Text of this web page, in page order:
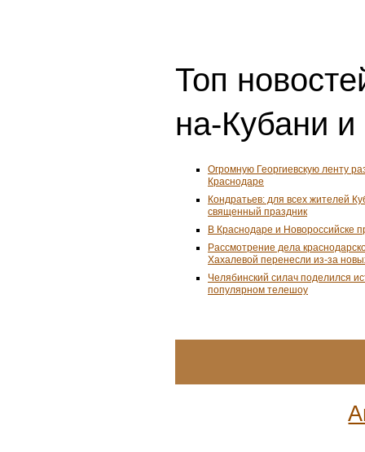
Топ
на-Кубани
Огромную Георгиевскую ленту
Краснодаре
Кондратьев: для всех жителей
священный праздник
В Краснодаре и Новороссийске
Рассмотрение дела
Хахалевой перенесли из-за
Челябинский силач поделился
популярном телешоу